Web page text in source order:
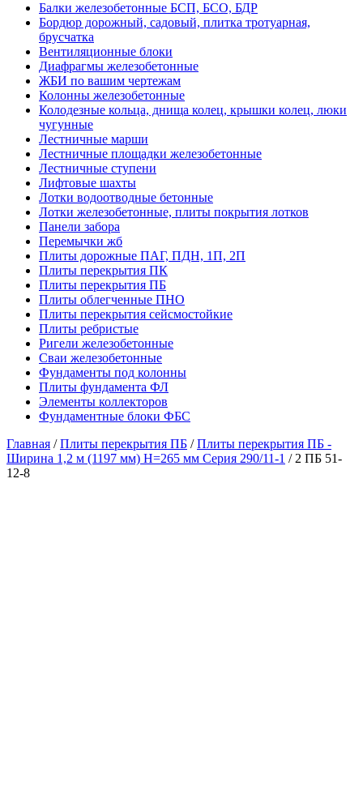
Балки железобетонные БСП, БСО, БДР
Бордюр дорожный, садовый, плитка тротуарная,
брусчатка
Вентиляционные блоки
Диафрагмы железобетонные
ЖБИ по вашим чертежам
Колонны железобетонные
Колодезные кольца, днища колец, крышки колец, люки
чугунные
Лестничные марши
Лестничные площадки железобетонные
Лестничные ступени
Лифтовые шахты
Лотки водоотводные бетонные
Лотки железобетонные, плиты покрытия лотков
Панели забора
Перемычки жб
Плиты дорожные ПАГ, ПДН, 1П, 2П
Плиты перекрытия ПК
Плиты перекрытия ПБ
Плиты облегченные ПНО
Плиты перекрытия сейсмостойкие
Плиты ребристые
Ригели железобетонные
Сваи железобетонные
Фундаменты под колонны
Плиты фундамента ФЛ
Элементы коллекторов
Фундаментные блоки ФБС
Главная /Плиты перекрытия ПБ /Плиты перекрытия ПБ -
Ширина 1,2 м (1197 мм) H=265 мм Серия 290/11-1 / 2 ПБ 51-
12-8